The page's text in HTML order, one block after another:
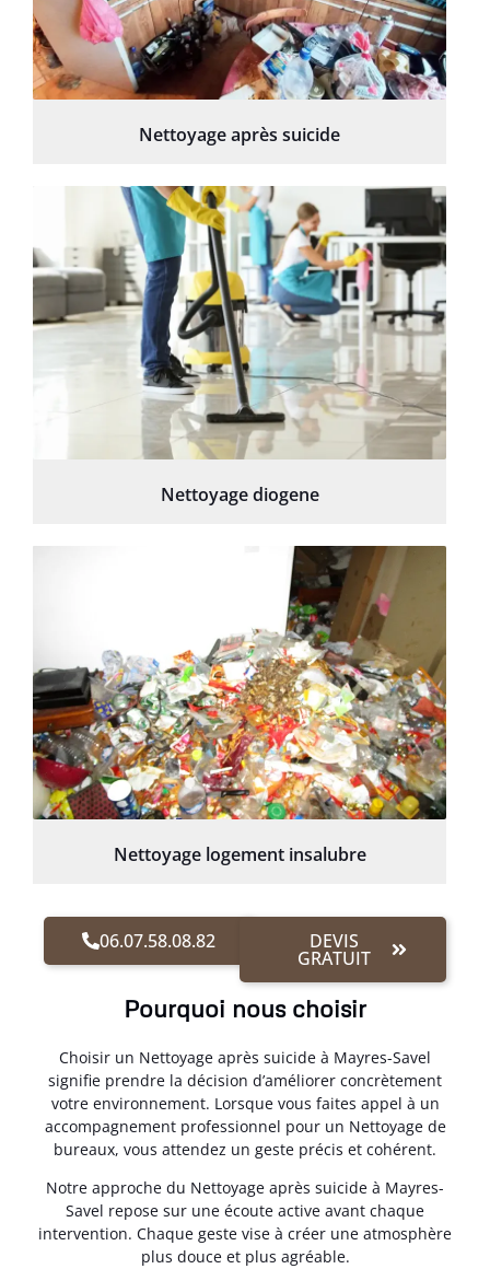
Nettoyage après suicide
Nettoyage diogene
Nettoyage logement insalubre
06.07.58.08.82 DEVIS
GRATUIT
Pourquoi nous choisir
Choisir un Nettoyage après suicide à Mayres-Savel
signifie prendre la décision d’améliorer concrètement
votre environnement. Lorsque vous faites appel à un
accompagnement professionnel pour un Nettoyage de
bureaux, vous attendez un geste précis et cohérent.
Notre approche du Nettoyage après suicide à Mayres-
Savel repose sur une écoute active avant chaque
intervention. Chaque geste vise à créer une atmosphère
plus douce et plus agréable.